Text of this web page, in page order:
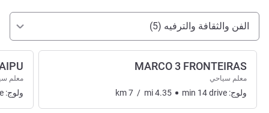
الوصول والتنقل
الفن والثقافة والترفيه (5)
MARCO 3 FRONTEIRAS
معلم سياحي
ولوج: km7 / mi4.35 min 14drive
معلم
ولوج: